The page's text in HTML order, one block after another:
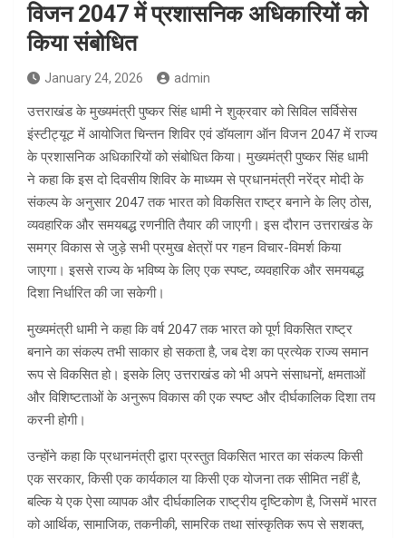
विजन 2047 में प्रशासनिक अधिकारियों को
किया संबोधित
January 24, 2026 admin
उत्तराखंड के मुख्यमंत्री पुष्कर सिंह धामी ने शुक्रवार को सिविल सर्विसेस
इंस्टीट्यूट में आयोजित चिन्तन शिविर एवं डॉयलाग ऑन विजन 2047 में राज्य
के प्रशासनिक अधिकारियों को संबोधित किया। मुख्यमंत्री पुष्कर सिंह धामी
ने कहा कि इस दो दिवसीय शिविर के माध्यम से प्रधानमंत्री नरेंद्र मोदी के
संकल्प के अनुसार 2047 तक भारत को विकसित राष्ट्र बनाने के लिए ठोस,
व्यवहारिक और समयबद्ध रणनीति तैयार की जाएगी। इस दौरान उत्तराखंड के
समग्र विकास से जुड़े सभी प्रमुख क्षेत्रों पर गहन विचार-विमर्श किया
जाएगा। इससे राज्य के भविष्य के लिए एक स्पष्ट, व्यवहारिक और समयबद्ध
दिशा निर्धारित की जा सकेगी।
मुख्यमंत्री धामी ने कहा कि वर्ष 2047 तक भारत को पूर्ण विकसित राष्ट्र
बनाने का संकल्प तभी साकार हो सकता है, जब देश का प्रत्येक राज्य समान
रूप से विकसित हो। इसके लिए उत्तराखंड को भी अपने संसाधनों, क्षमताओं
और विशिष्टताओं के अनुरूप विकास की एक स्पष्ट और दीर्घकालिक दिशा तय
करनी होगी।
उन्होंने कहा कि प्रधानमंत्री द्वारा प्रस्तुत विकसित भारत का संकल्प किसी
एक सरकार, किसी एक कार्यकाल या किसी एक योजना तक सीमित नहीं है,
बल्कि ये एक ऐसा व्यापक और दीर्घकालिक राष्ट्रीय दृष्टिकोण है, जिसमें भारत
को आर्थिक, सामाजिक, तकनीकी, सामरिक तथा सांस्कृतिक रूप से सशक्त,